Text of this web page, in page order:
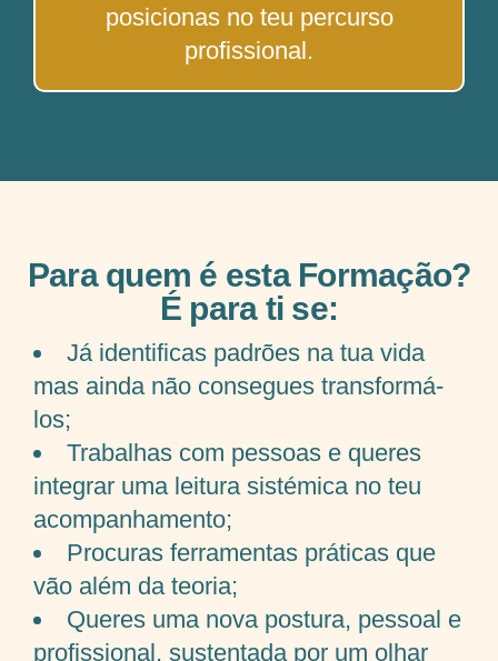
posicionas no teu percurso
profissional.
Para quem é esta Formação?
É para ti se:
Já identificas padrões na tua vida
mas ainda não consegues transformá-
los;
Trabalhas com pessoas e queres
integrar uma leitura sistémica no teu
acompanhamento;
Procuras ferramentas práticas que
vão além da teoria;
Queres uma nova postura, pessoal e
profissional, sustentada por um olhar